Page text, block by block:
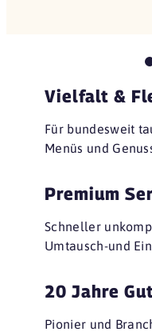
Vielfalt &
Für bundesweit
Menüs und
Premium
Schneller
Umtausch-und
20 Jahre
Pionier und